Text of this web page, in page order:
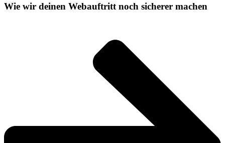
Wie wir deinen Webauftritt noch sicherer machen